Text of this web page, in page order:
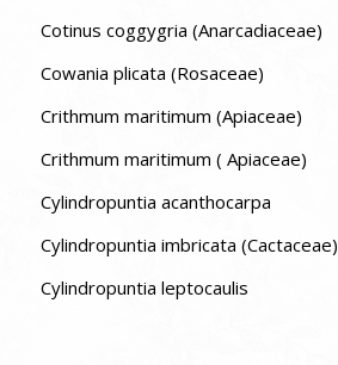
Cotinus coggygria (Anarcadiaceae)
Cowania plicata (Rosaceae)
Crithmum maritimum (Apiaceae)
Crithmum maritimum ( Apiaceae)
Cylindropuntia acanthocarpa
Cylindropuntia imbricata (Cactaceae)
Cylindropuntia leptocaulis